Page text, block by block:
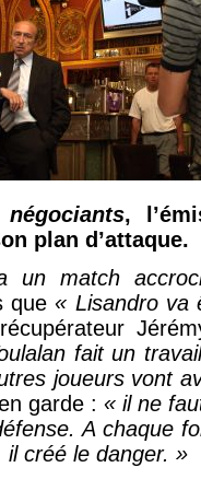
,
plan d’attaque.
un match
que« Lisandro va
fait un
joueurs vont
garde : « il ne
A chaque
il créé le danger. »